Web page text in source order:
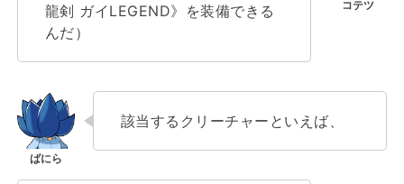
龍剣 ガイLEGEND》を装備できる
んだ）
該当するクリーチャーといえば、